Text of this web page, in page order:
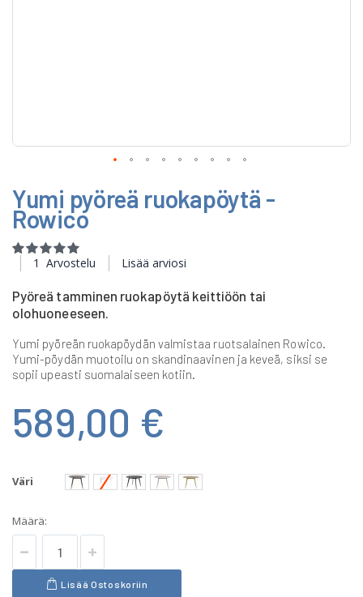
to
the
beginning
the
images
Yumi pyöreä ruokapöytä -
Rowico
Rating:
100
100
1 Arvostelu Lisää arviosi
Pyöreä tamminen ruokapöytä keittiöön tai
olohuoneeseen.
Yumi pyöreän ruokapöydän valmistaa ruotsalainen Rowico.
Yumi-pöydän muotoilu on skandinaavinen ja keveä, siksi se
sopii upeasti suomalaiseen kotiin.
589,00 €
Väri
Määrä:
Lisää Ostoskoriin